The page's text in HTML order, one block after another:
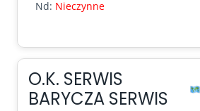
Nd: Nieczynne
O.K. SERWIS
BARYCZA SERWIS